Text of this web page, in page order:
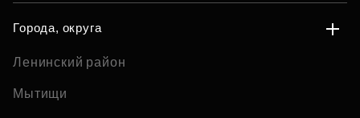
Города, округа
Ленинский район
Мытищи